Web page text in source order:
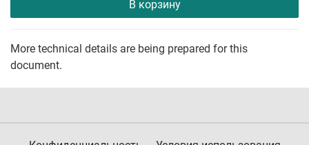
В корзину
More technical details are being prepared for this
document.